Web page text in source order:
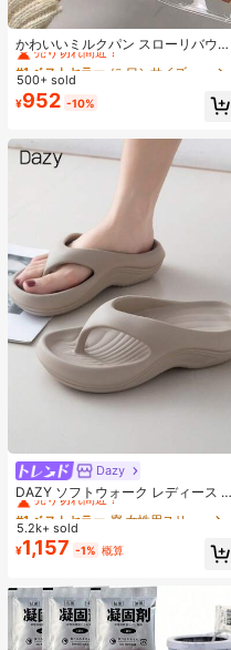
かわいいミルクパン スローリバウン
ドおもちゃ、超ソフト ストレス解消
おもちゃ、クリーミーな粘性テクス
チャー、漫画フード型スクイーズお
もちゃ、不安解消
#1 ベストセラー
売り切れ間近！
#1 ベストセラー
売り切れ間近！
#1 ベストセラー
売り切れ間近！
#1 ベストセラー
500+ sold
¥952 -10%
Dazy
DAZY ソフトウォーク レディース E
VA ミッドヒール プラットフォーム
ビーチサンダル - 超軽量、通気性、
快適、滑り止め、ソフトソール、ビ
ーチ、休暇、家庭の自由時間、日常
- 通年使用、スリッポン、無地、プ
リントなし
#1 ベストセラー
売り切れ間近！
#1 ベストセラー
売り切れ間近！
#1 ベストセラー
売り切れ間近！
#1 ベストセラー
5.2k+ sold
¥1,157 -1% 概算